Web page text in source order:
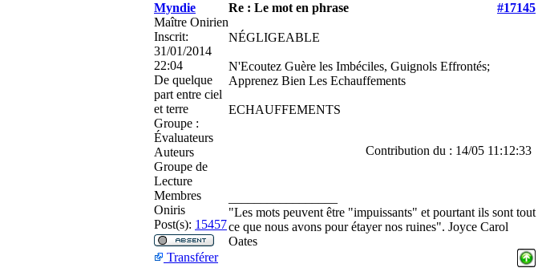
Myndie Re : Le mot en phrase
#17145
Maître Onirien
Inscrit:
31/01/2014
22:04
De quelque
part entre ciel
et terre
Groupe :
Évaluateurs
Auteurs
Groupe de
Lecture
Membres
Oniris
Post(s): 15457
NÉGLIGEABLE
N'Ecoutez Guère les Imbéciles, Guignols Effrontés;
Apprenez Bien Les Echauffements
ECHAUFFEMENTS
Contribution du : 14/05 11:12:33
"Les mots peuvent être "impuissants" et pourtant ils sont tout
ce que nous avons pour étayer nos ruines". Joyce Carol
Oates
Transférer